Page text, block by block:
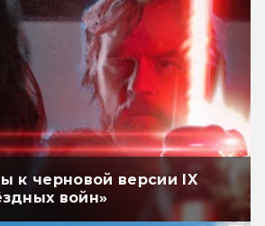
к черновой версии IX
войн»